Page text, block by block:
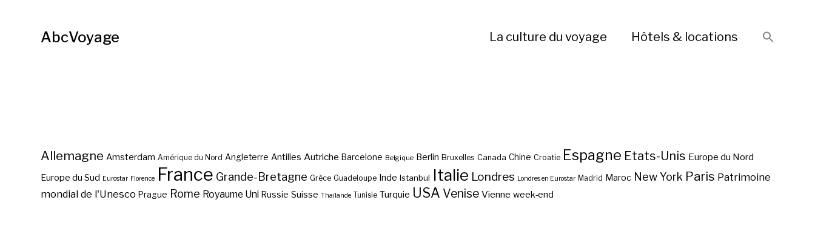
AbcVoyage La culture du voyage Hôtels & locations
Allemagne Amsterdam Amérique du Nord Angleterre Antilles Autriche Barcelone Belgique Berlin Bruxelles Canada Chine Croatie Espagne Etats-Unis Europe du Nord
Europe du Sud Eurostar Florence France Grande-Bretagne Grèce Guadeloupe Inde Istanbul Italie Londres Londres en Eurostar Madrid Maroc New York Paris Patrimoine
mondial de l'Unesco Prague Rome Royaume Uni Russie Suisse Thaïlande Tunisie Turquie USA Venise Vienne week-end